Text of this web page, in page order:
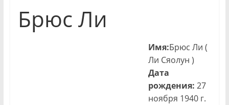
Брюс Ли
Имя:Брюс Ли (
Ли Сяолун )
Дата
рождения: 27
ноября 1940 г.